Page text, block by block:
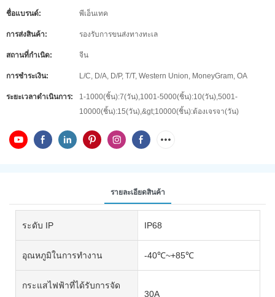
ชื่อแบรนด์: พีเอ็นเทค
การส่งสินค้า: รองรับการขนส่งทางทะเล
สถานที่กำเนิด: จีน
การชำระเงิน: L/C, D/A, D/P, T/T, Western Union, MoneyGram, OA
ระยะเวลาดำเนินการ:
1-1000(ชิ้น):7(วัน),1001-5000(ชิ้น):10(วัน),5001-
10000(ชิ้น):15(วัน),&gt;10000(ชิ้น):ต้องเจรจา(วัน)
รายละเอียดสินค้า
ระดับ IP IP68
อุณหภูมิในการทำงาน -40℃~+85℃
กระแสไฟฟ้าที่ได้รับการจัด
30A